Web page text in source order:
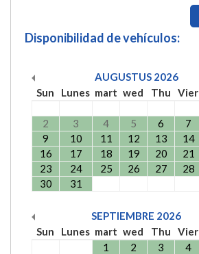
Disponibilidad de vehículos:
AUGUSTUS 2026
Sun
Lunes mart wed Thu Vier
2
3 4 5 6 7
9
10 11 12 13 14
16
17 18 19 20 21
23
24 25 26 27 28
30
31
SEPTIEMBRE 2026
Sun
Lunes mart wed Thu Vier
1
2 3 4